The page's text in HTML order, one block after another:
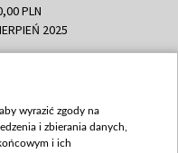
PLN
2025
PLN
350
wyrazić zgody na
i zbierania danych,
i ich